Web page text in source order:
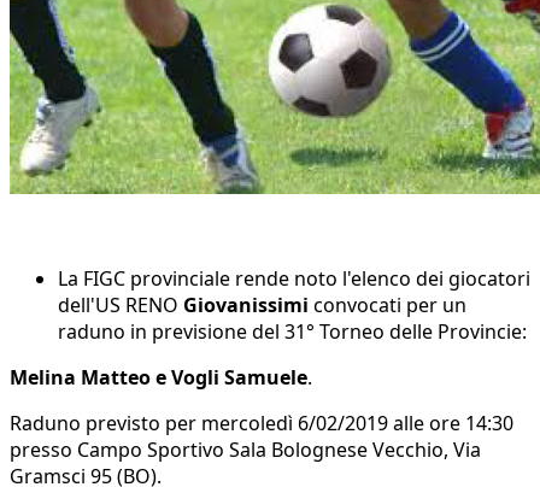
La FIGC provinciale rende noto l'elenco dei giocatori
dell'US RENO Giovanissimi convocati per un
raduno in previsione del 31° Torneo delle Provincie:
Melina Matteo e Vogli Samuele.
Raduno previsto per mercoledì 6/02/2019 alle ore 14:30
presso Campo Sportivo Sala Bolognese Vecchio, Via
Gramsci 95 (BO).